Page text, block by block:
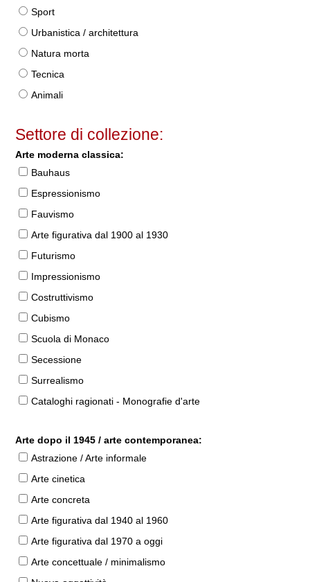
Sport
Urbanistica / architettura
Natura morta
Tecnica
Animali
Settore di collezione:
Arte moderna classica:
Bauhaus
Espressionismo
Fauvismo
Arte figurativa dal 1900 al 1930
Futurismo
Impressionismo
Costruttivismo
Cubismo
Scuola di Monaco
Secessione
Surrealismo
Cataloghi ragionati - Monografie d'arte
Arte dopo il 1945 / arte contemporanea:
Astrazione / Arte informale
Arte cinetica
Arte concreta
Arte figurativa dal 1940 al 1960
Arte figurativa dal 1970 a oggi
Arte concettuale / minimalismo